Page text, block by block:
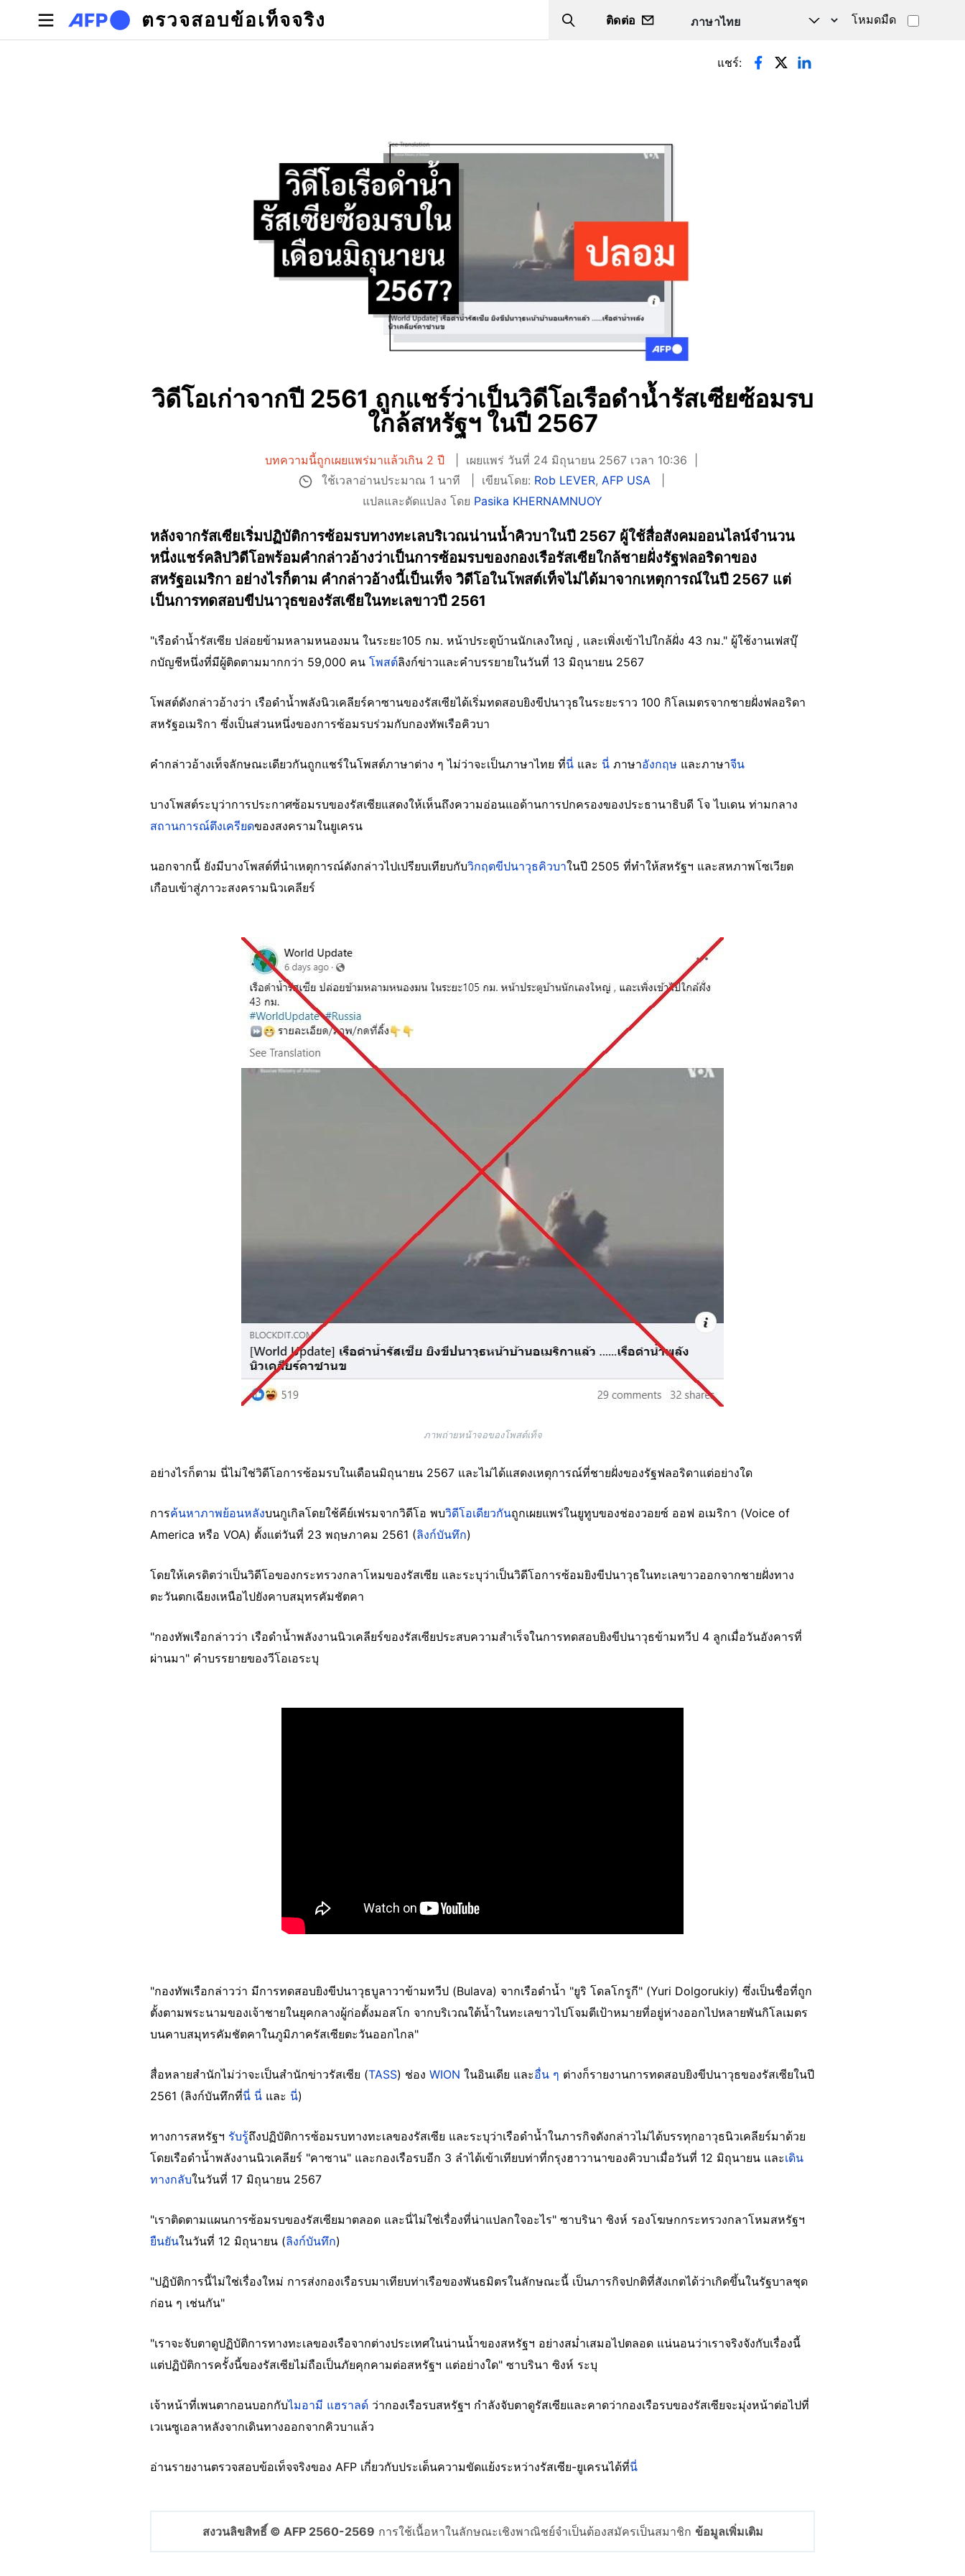
Skip to main content
ตรวจสอบข้อเท็จจริง Search
ติดต่อ โหมดมืด
Primary tabs แชร์:
วิดีโอเก่าจากปี 2561 ถูกแชร์ว่าเป็นวิดีโอเรือดำน้ำรัสเซียซ้อมรบ
ใกล้สหรัฐฯ ในปี 2567
บทความนี้ถูกเผยแพร่มาแล้วเกิน 2 ปี
เผยแพร่ วันที่ 24 มิถุนายน 2567 เวลา 10:36
ใช้เวลาอ่านประมาณ 1 นาที
เขียนโดย: Rob LEVER, AFP USA
แปลและดัดแปลง โดย Pasika KHERNAMNUOY
หลังจากรัสเซียเริ่มปฏิบัติการซ้อมรบทางทะเลบริเวณน่านน้ำคิวบาในปี 2567 ผู้ใช้สื่อสังคมออนไลน์จำนวน
หนึ่งแชร์คลิปวิดีโอพร้อมคำกล่าวอ้างว่าเป็นการซ้อมรบของกองเรือรัสเซียใกล้ชายฝั่งรัฐฟลอริดาของ
สหรัฐอเมริกา อย่างไรก็ตาม คำกล่าวอ้างนี้เป็นเท็จ วิดีโอในโพสต์เท็จไม่ได้มาจากเหตุการณ์ในปี 2567 แต่
เป็นการทดสอบขีปนาวุธของรัสเซียในทะเลขาวปี 2561
"เรือดำน้ำรัสเซีย ปล่อยข้ามหลามหนองมน ในระยะ105 กม. หน้าประตูบ้านนักเลงใหญ่ , และเพิ่งเข้าไปใกล้ฝั่ง 43 กม." ผู้ใช้งานเฟสบุ๊
กบัญชีหนึ่งที่มีผู้ติดตามมากกว่า 59,000 คน โพสต์ลิงก์ข่าวและคำบรรยายในวันที่ 13 มิถุนายน 2567
โพสต์ดังกล่าวอ้างว่า เรือดำน้ำพลังนิวเคลียร์คาซานของรัสเซียได้เริ่มทดสอบยิงขีปนาวุธในระยะราว 100 กิโลเมตรจากชายฝั่งฟลอริดา
สหรัฐอเมริกา ซึ่งเป็นส่วนหนึ่งของการซ้อมรบร่วมกับกองทัพเรือคิวบา
คำกล่าวอ้างเท็จลักษณะเดียวกันถูกแชร์ในโพสต์ภาษาต่าง ๆ ไม่ว่าจะเป็นภาษาไทย ที่นี่ และ นี่ ภาษาอังกฤษ และภาษาจีน
บางโพสต์ระบุว่าการประกาศซ้อมรบของรัสเซียแสดงให้เห็นถึงความอ่อนแอด้านการปกครองของประธานาธิบดี โจ ไบเดน ท่ามกลาง
สถานการณ์ตึงเครียดของสงครามในยูเครน
นอกจากนี้ ยังมีบางโพสต์ที่นำเหตุการณ์ดังกล่าวไปเปรียบเทียบกับวิกฤตขีปนาวุธคิวบาในปี 2505 ที่ทำให้สหรัฐฯ และสหภาพโซเวียต
เกือบเข้าสู่ภาวะสงครามนิวเคลียร์
ภาพถ่ายหน้าจอของโพสต์เท็จ
อย่างไรก็ตาม นี่ไม่ใช่วิดีโอการซ้อมรบในเดือนมิถุนายน 2567 และไม่ได้แสดงเหตุการณ์ที่ชายฝั่งของรัฐฟลอริดาแต่อย่างใด
การค้นหาภาพย้อนหลังบนกูเกิลโดยใช้คีย์เฟรมจากวิดีโอ พบวิดีโอเดียวกันถูกเผยแพร่ในยูทูบของช่องวอยซ์ ออฟ อเมริกา (Voice of
America หรือ VOA) ตั้งแต่วันที่ 23 พฤษภาคม 2561 (ลิงก์บันทึก)
โดยให้เครดิตว่าเป็นวิดีโอของกระทรวงกลาโหมของรัสเซีย และระบุว่าเป็นวิดีโอการซ้อมยิงขีปนาวุธในทะเลขาวออกจากชายฝั่งทาง
ตะวันตกเฉียงเหนือไปยังคาบสมุทรคัมชัตคา
"กองทัพเรือกล่าวว่า เรือดำน้ำพลังงานนิวเคลียร์ของรัสเซียประสบความสำเร็จในการทดสอบยิงขีปนาวุธข้ามทวีป 4 ลูกเมื่อวันอังคารที่
ผ่านมา" คำบรรยายของวีโอเอระบุ
"กองทัพเรือกล่าวว่า มีการทดสอบยิงขีปนาวุธบูลาวาข้ามทวีป (Bulava) จากเรือดำน้ำ "ยูริ โดลโกรูกี" (Yuri Dolgorukiy) ซึ่งเป็นชื่อที่ถูก
ตั้งตามพระนามของเจ้าชายในยุคกลางผู้ก่อตั้งมอสโก จากบริเวณใต้น้ำในทะเลขาวไปโจมตีเป้าหมายที่อยู่ห่างออกไปหลายพันกิโลเมตร
บนคาบสมุทรคัมชัตคาในภูมิภาครัสเซียตะวันออกไกล"
สื่อหลายสำนักไม่ว่าจะเป็นสำนักข่าวรัสเซีย (TASS) ช่อง WION ในอินเดีย และอื่น ๆ ต่างก็รายงานการทดสอบยิงขีปนาวุธของรัสเซียในปี
2561 (ลิงก์บันทึกที่นี่ นี่ และ นี่)
ทางการสหรัฐฯ รับรู้ถึงปฏิบัติการซ้อมรบทางทะเลของรัสเซีย และระบุว่าเรือดำน้ำในภารกิจดังกล่าวไม่ได้บรรทุกอาวุธนิวเคลียร์มาด้วย
โดยเรือดำน้ำพลังงานนิวเคลียร์ "คาซาน" และกองเรือรบอีก 3 ลำได้เข้าเทียบท่าที่กรุงฮาวานาของคิวบาเมื่อวันที่ 12 มิถุนายน และเดิน
ทางกลับในวันที่ 17 มิถุนายน 2567
"เราติดตามแผนการซ้อมรบของรัสเซียมาตลอด และนี่ไม่ใช่เรื่องที่น่าแปลกใจอะไร" ซาบรินา ซิงห์ รองโฆษกกระทรวงกลาโหมสหรัฐฯ
ยืนยันในวันที่ 12 มิถุนายน (ลิงก์บันทึก)
"ปฏิบัติการนี้ไม่ใช่เรื่องใหม่ การส่งกองเรือรบมาเทียบท่าเรือของพันธมิตรในลักษณะนี้ เป็นภารกิจปกติที่สังเกตได้ว่าเกิดขึ้นในรัฐบาลชุด
ก่อน ๆ เช่นกัน"
"เราจะจับตาดูปฏิบัติการทางทะเลของเรือจากต่างประเทศในน่านน้ำของสหรัฐฯ อย่างสม่ำเสมอไปตลอด แน่นอนว่าเราจริงจังกับเรื่องนี้
แต่ปฏิบัติการครั้งนี้ของรัสเซียไม่ถือเป็นภัยคุกคามต่อสหรัฐฯ แต่อย่างใด" ซาบรินา ซิงห์ ระบุ
เจ้าหน้าที่เพนตากอนบอกกับไมอามี แฮราลด์ ว่ากองเรือรบสหรัฐฯ กำลังจับตาดูรัสเซียและคาดว่ากองเรือรบของรัสเซียจะมุ่งหน้าต่อไปที่
เวเนซูเอลาหลังจากเดินทางออกจากคิวบาแล้ว
อ่านรายงานตรวจสอบข้อเท็จจริงของ AFP เกี่ยวกับประเด็นความขัดแย้งระหว่างรัสเซีย-ยูเครนได้ที่นี่
สงวนลิขสิทธิ์ © AFP 2560-2569 การใช้เนื้อหาในลักษณะเชิงพาณิชย์จำเป็นต้องสมัครเป็นสมาชิก ข้อมูลเพิ่มเติม